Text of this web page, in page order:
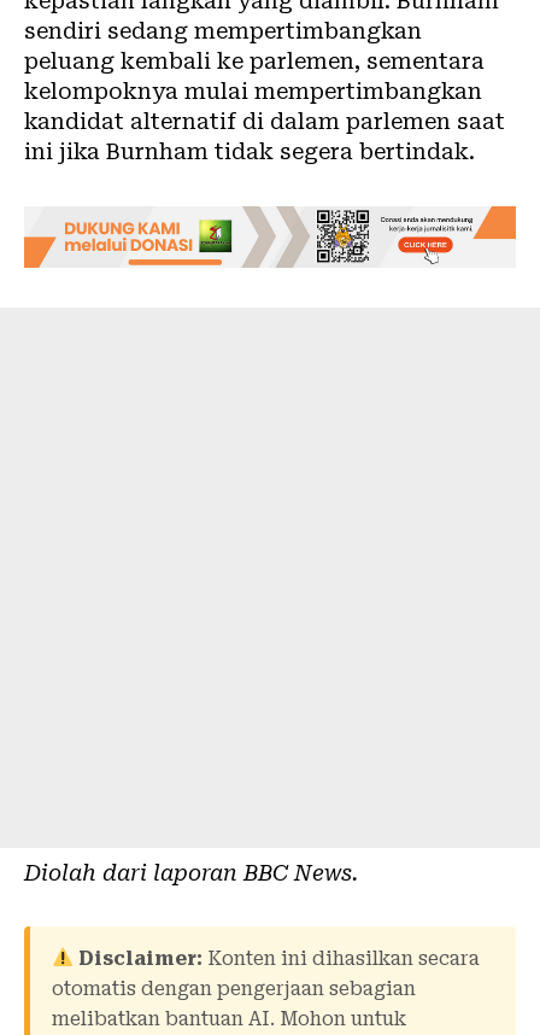
sendiri sedang mempertimbangkan
peluang kembali ke parlemen, sementara
kelompoknya mulai mempertimbangkan
kandidat alternatif di dalam parlemen saat
ini jika Burnham tidak segera bertindak.
Diolah dari laporan BBC News.
Disclaimer: Konten ini dihasilkan secara
otomatis dengan pengerjaan sebagian
melibatkan bantuan AI. Mohon untuk